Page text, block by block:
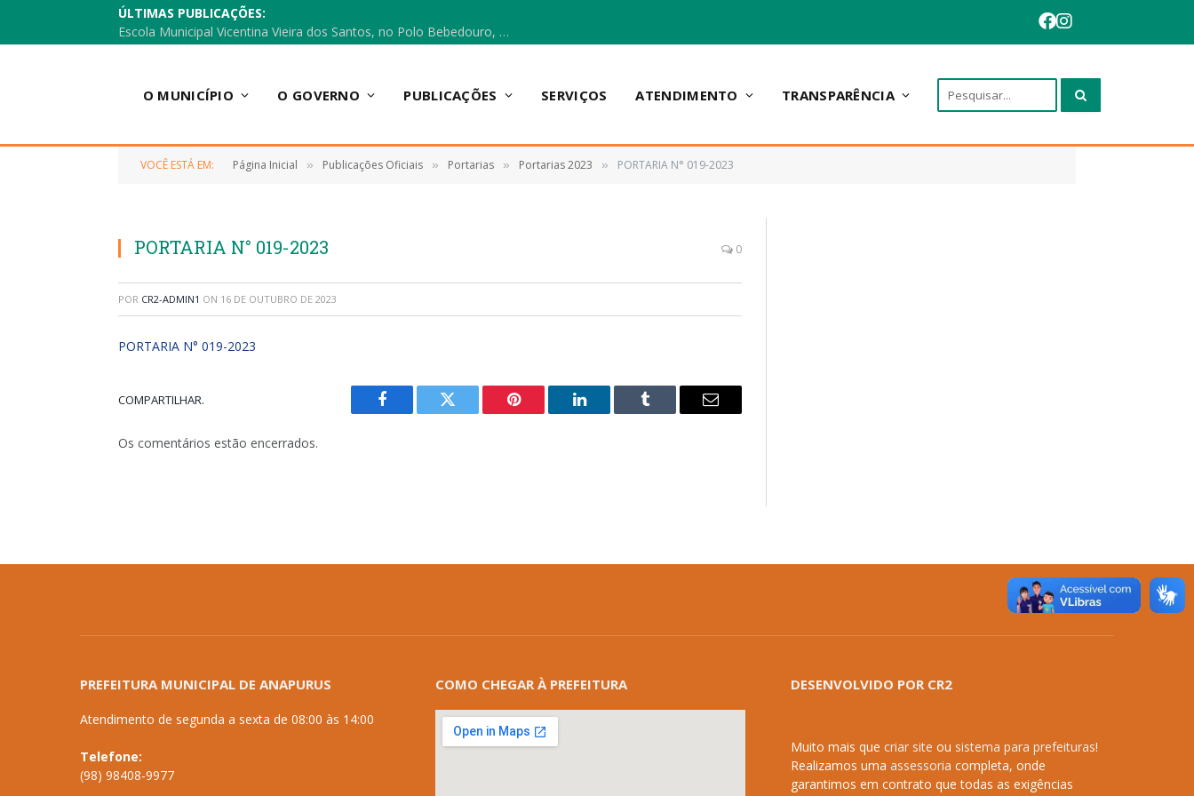
ÚLTIMAS PUBLICAÇÕES:
Escola Municipal Vicentina Vieira dos Santos, no Polo Bebedouro, recebeu materiais para a implantação do Cantinho da Leitura e da Sala Multidisciplinar.
O MUNICÍPIO O GOVERNO PUBLICAÇÕES SERVIÇOS ATENDIMENTO TRANSPARÊNCIA
VOCÊ ESTÁ EM: Página Inicial » Publicações Oficiais » Portarias » Portarias 2023 » PORTARIA N° 019-2023
PORTARIA N° 019-2023 0
POR CR2-ADMIN1 ON 16 DE OUTUBRO DE 2023
PORTARIA N° 019-2023
COMPARTILHAR.
Facebook Twitter Pinterest LinkedIn Tumblr
E-
Os comentários estão encerrados.
PREFEITURA MUNICIPAL DE ANAPURUS
Atendimento de segunda a sexta de 08:00 às 14:00
Telefone:
(98) 98408-9977
COMO CHEGAR À PREFEITURA DESENVOLVIDO POR CR2
Muito mais que criar site ou sistema para prefeituras!
Realizamos uma assessoria completa, onde
garantimos em contrato que todas as exigências